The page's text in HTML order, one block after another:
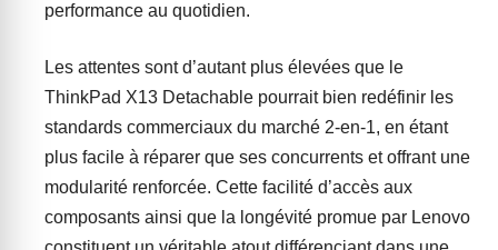
performance au quotidien.
Les attentes sont d’autant plus élevées que le
ThinkPad X13 Detachable pourrait bien redéfinir les
standards commerciaux du marché 2-en-1, en étant
plus facile à réparer que ses concurrents et offrant une
modularité renforcée. Cette facilité d’accès aux
composants ainsi que la longévité promue par Lenovo